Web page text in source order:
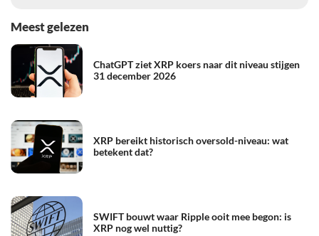
Meest gelezen
ChatGPT ziet XRP koers naar dit niveau stijgen
31 december 2026
XRP bereikt historisch oversold-niveau: wat
betekent dat?
SWIFT bouwt waar Ripple ooit mee begon: is
XRP nog wel nuttig?